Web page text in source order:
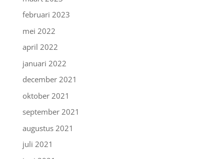
februari 2023
mei 2022
april 2022
januari 2022
december 2021
oktober 2021
september 2021
augustus 2021
juli 2021